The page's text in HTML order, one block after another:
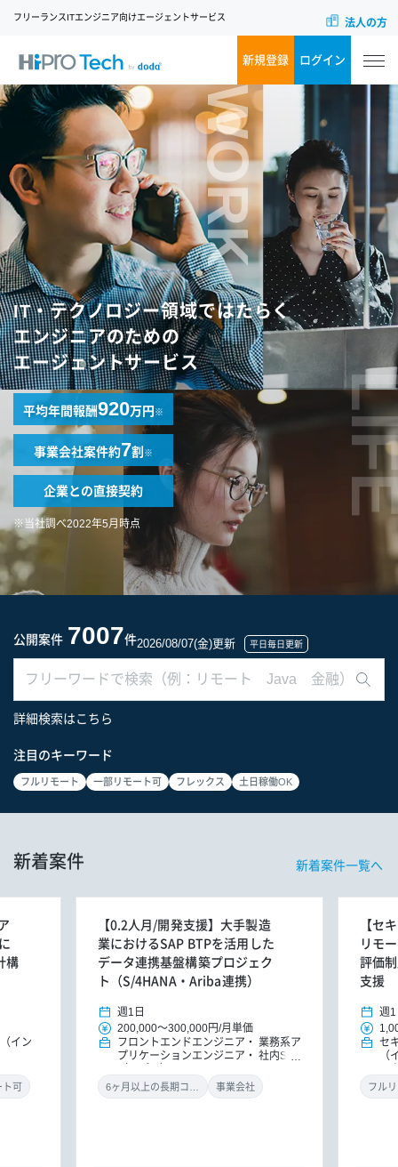
フリーランスITエンジニア向けエージェントサービス 法人の方
新規登録 ログイン
WORK
IT・テクノロジー領域ではたらく
エンジニアのための
エージェントサービス
平均年間報酬920万円※
事業会社案件約7割※
企業との直接契約
※当社調べ2022年5月時点
公開案件 7007件2026/08/07(金)更新 平日毎日更新
詳細検索はこちら
注目のキーワード
フルリモート 一部リモート可 フレックス 土日稼働OK
新着案件 新着案件一覧へ
構
イン
ト可
【0.2人月/開発支援】大手製造
業におけるSAP BTPを活用した
データ連携基盤構築プロジェク
ト（S/4HANA・Ariba連携）
週1日
200,000～300,000円/月単価
フロントエンドエンジニア
業務系ア
プリケーションエンジニア
社内SE
事業会社
【セ
リモ
評価
支援
週1
セ
（
ン
フル